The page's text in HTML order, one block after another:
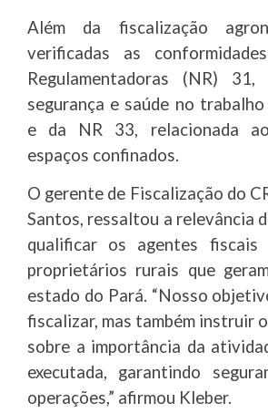
Além da fiscalização
verificadas as
Regulamentadoras (NR)
segurança e saúde no
e da NR 33, relacionada
espaços confinados.
O gerente de Fiscalização do
Santos, ressaltou a relevância
qualificar os agentes
proprietários rurais que
estado do Pará. “Nosso
fiscalizar, mas também instruir
sobre a importância da
executada, garantindo
operações,” afirmou Kleber.